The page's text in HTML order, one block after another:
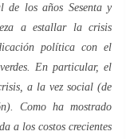
de los años Sesentay
a estallar la crisis
política con el
verdes. En particular, el
a la vez social (de
). Como ha mostrado
a los costos crecientes